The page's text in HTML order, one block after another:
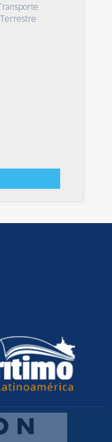
Terrestre
Ltda.